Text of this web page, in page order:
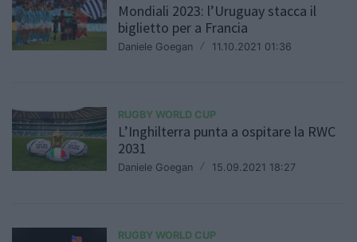
Mondiali 2023: l’Uruguay stacca il
biglietto per a Francia
Daniele Goegan / 11.10.2021 01:36
RUGBY WORLD CUP
L’Inghilterra punta a ospitare la RWC
2031
Daniele Goegan / 15.09.2021 18:27
RUGBY WORLD CUP